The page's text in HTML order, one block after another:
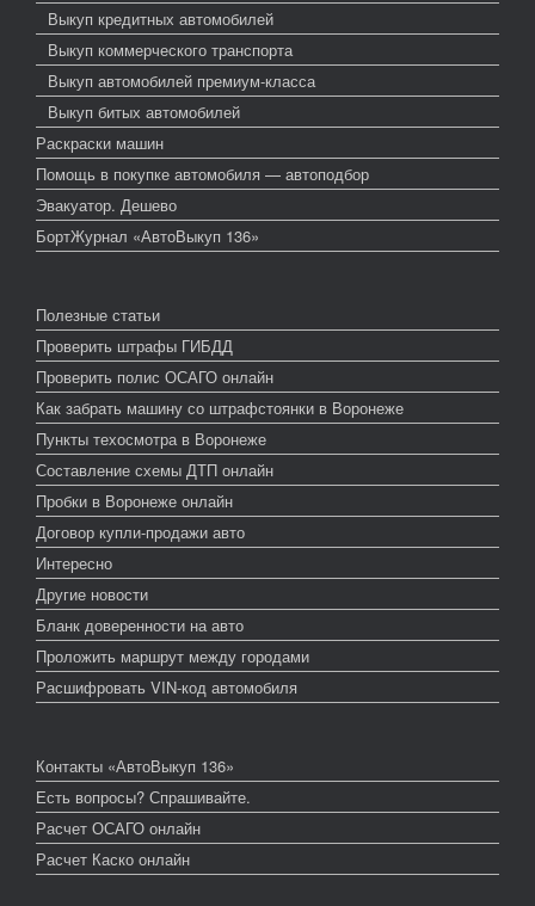
Выкуп кредитных автомобилей
Выкуп коммерческого транспорта
Выкуп автомобилей премиум-класса
Выкуп битых автомобилей
Раскраски машин
Помощь в покупке автомобиля — автоподбор
Эвакуатор. Дешево
БортЖурнал «АвтоВыкуп 136»
Полезные статьи
Проверить штрафы ГИБДД
Проверить полис ОСАГО онлайн
Как забрать машину со штрафстоянки в Воронеже
Пункты техосмотра в Воронеже
Составление схемы ДТП онлайн
Пробки в Воронеже онлайн
Договор купли-продажи авто
Интересно
Другие новости
Бланк доверенности на авто
Проложить маршрут между городами
Расшифровать VIN-код автомобиля
Контакты «АвтоВыкуп 136»
Есть вопросы? Спрашивайте.
Расчет ОСАГО онлайн
Расчет Каско онлайн